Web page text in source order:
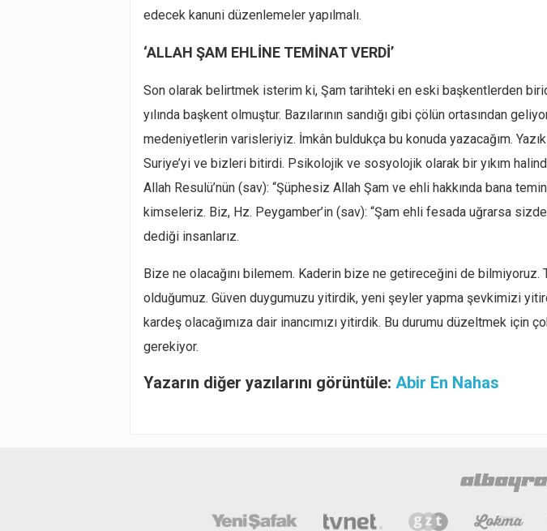
edecek kanuni düzenlemeler yapılmalı.
‘ALLAH ŞAM EHLİNE TEMİNAT VERDİ’
Son olarak belirtmek isterim ki, Şam tarihteki en eski başkentlerden
yılında başkent olmuştur. Bazılarının sandığı gibi çölün ortasından
medeniyetlerin varisleriyiz. İmkân buldukça bu konuda yazacağım.
Suriye’yi ve bizleri bitirdi. Psikolojik ve sosyolojik olarak bir yıkım
Allah Resulü’nün (sav): “Şüphesiz Allah Şam ve ehli hakkında bana
kimseleriz. Biz, Hz. Peygamber’in (sav): “Şam ehli fesada uğrarsa
dediği insanlarız.
Bize ne olacağını bilemem. Kaderin bize ne getireceğini de
olduğumuz. Güven duygumuzu yitirdik, yeni şeyler yapma şevkimizi
kardeş olacağımıza dair inancımızı yitirdik. Bu durumu düzeltmek için
gerekiyor.
Yazarın diğer yazılarını görüntüle: Abir En Nahas